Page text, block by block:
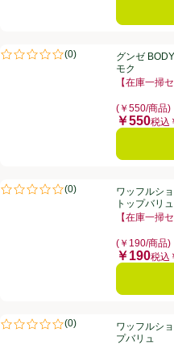
グンゼ BODY WILD 3Dボクサー
(0)
評価は0件のレビューで5点中0.0
グンゼ
モク
【在庫一掃
(￥550/商品)
価格
￥550税込
ワッフルショート丈ソックス 紳
(0)
評価は0件のレビューで5点中0.0点
ワッフルシ
トップバリュ
【在庫一掃
(￥190/商品)
価格
￥190税込
ワッフルショート丈ソックス 紳
(0)
評価は0件のレビューで5点中0.0点
ワッフルシ
プバリュ